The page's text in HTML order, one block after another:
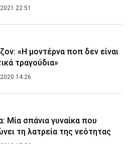
22:51
«Η μοντέρνα ποπ δεν είναι
τραγούδια»
14:26
Μία σπάνια γυναίκα που
τη λατρεία της νεότητας